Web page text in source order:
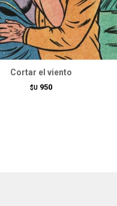
Cortar el viento
$U 950